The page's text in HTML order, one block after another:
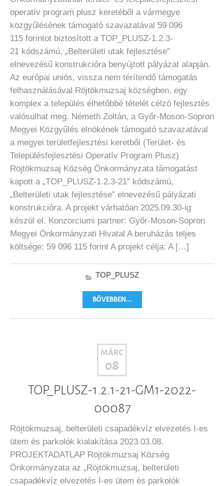
operatív program plusz keretéből a vármegye
közgyűlésének támogató szavazatával 59 096
115 forintot biztosított a TOP_PLUSZ-1.2.3-
21 kódszámú, „Belterületi utak fejlesztése”
elnevezésű konstrukcióra benyújtott pályázat alapján.
Az európai uniós, vissza nem térítendő támogatás
felhasználásával Röjtökmuzsaj községben, egy
komplex a település élhetőbbé tételét célzó fejlesztés
valósulhat meg. Németh Zoltán, a Győr-Moson-Sopron
Megyei Közgyűlés elnökének támogató szavazatával
a megyei területfejlesztési keretből (Terület- és
Településfejlesztési Operatív Program Plusz)
Röjtökmuzsaj Község Önkormányzata támogatást
kapott a „TOP_PLUSZ-1.2.3-21” kódszámú,
„Belterületi utak fejlesztése” elnevezésű pályázati
konstrukcióra. A projekt várhatóan 2025.09.30-ig
készül el. Konzorciumi partner: Győr-Moson-Sopron
Megyei Önkormányzati Hivatal A beruházás teljes
költsége: 59 096 115 forint A projekt célja: A […]
TOP_PLUSZ
BŐVEBBEN...
MÁRC
08
TOP_PLUSZ-1.2.1-21-GM1-2022-
00087
Röjtökmuzsaj, belterületi csapadékvíz elvezetés I-es
ütem és parkolók kialakítása 2023.03.08.
PROJEKTADATLAP Röjtökmuzsaj Község
Önkormányzata az „Röjtökmuzsaj, belterületi
csapadékvíz elvezetés I-es ütem és parkolók